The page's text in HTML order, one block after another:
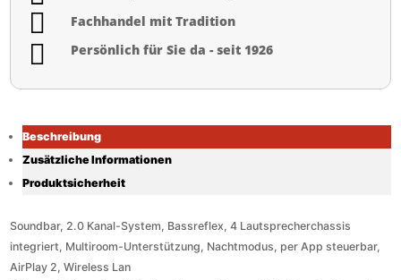
 Fachhandel mit Tradition
 Persönlich für Sie da - seit 1926
Beschreibung
Zusätzliche Informationen
Produktsicherheit
Soundbar, 2.0 Kanal-System, Bassreflex, 4 Lautsprecherchassis
integriert, Multiroom-Unterstützung, Nachtmodus, per App steuerbar,
AirPlay 2, Wireless Lan